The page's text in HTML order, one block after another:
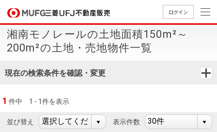
ログイン
買いたいTOP
売りたいTOP
店舗案内TOP
会社情報TOP
採用情報TOP
買いたい
売りたい
店舗案内
会社情報
湘南モノレールの土地面積150m²～
200m²の土地・売地物件一覧
現在の検索条件を確認・変更
1 件中 1 - 1件を表示
並び替え 表示件数